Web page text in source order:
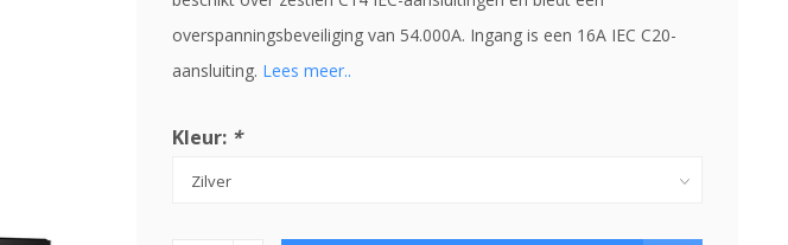
overspanningsbeveiliging van 54.000A. Ingang is een 16A IEC C20-
aansluiting. Lees meer..
Kleur: *